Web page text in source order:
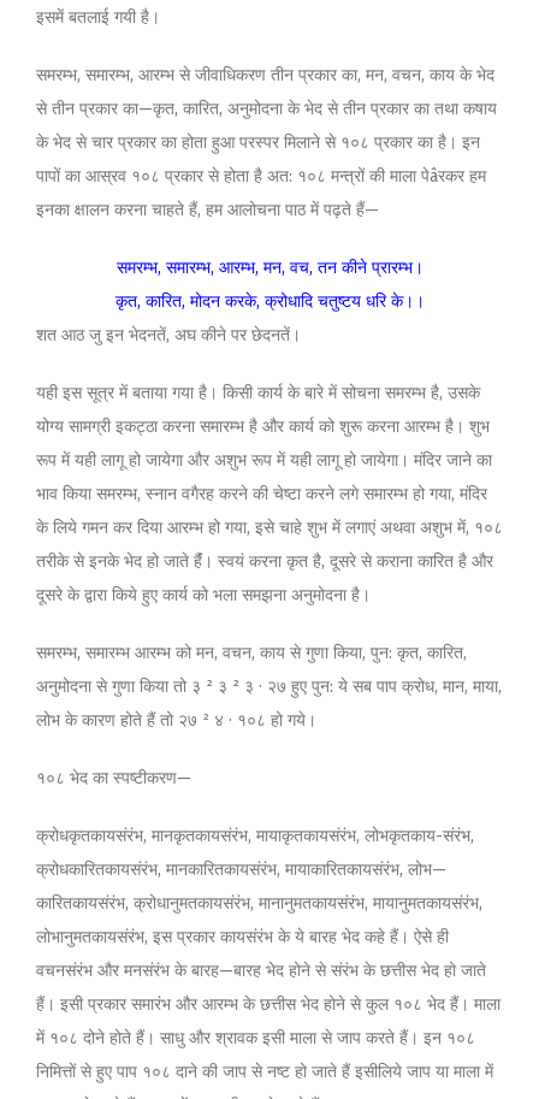
इसमें बतलाई गयी है।
समरम्भ, समारम्भ, आरम्भ से जीवाधिकरण तीन प्रकार का, मन, वचन, काय के भेद
से तीन प्रकार का—कृत, कारित, अनुमोदना के भेद से तीन प्रकार का तथा कषाय
के भेद से चार प्रकार का होता हुआ परस्पर मिलाने से १०८ प्रकार का है। इन
पापों का आस्रव १०८ प्रकार से होता है अत: १०८ मन्त्रों की माला पेâरकर हम
इनका क्षालन करना चाहते हैं, हम आलोचना पाठ में पढ़ते हैं—
समरम्भ, समारम्भ, आरम्भ, मन, वच, तन कीने प्रारम्भ।
कृत, कारित, मोदन करके, क्रोधादि चतुष्टय धरि के।।
शत आठ जु इन भेदनतें, अघ कीने पर छेदनतें।
यही इस सूत्र में बताया गया है। किसी कार्य के बारे में सोचना समरम्भ है, उसके
योग्य सामग्री इकट्ठा करना समारम्भ है और कार्य को शुरू करना आरम्भ है। शुभ
रूप में यही लागू हो जायेगा और अशुभ रूप में यही लागू हो जायेगा। मंदिर जाने का
भाव किया समरम्भ, स्नान वगैरह करने की चेष्टा करने लगे समारम्भ हो गया, मंदिर
के लिये गमन कर दिया आरम्भ हो गया, इसे चाहे शुभ में लगाएं अथवा अशुभ में, १०८
तरीके से इनके भेद हो जाते हैंं। स्वयं करना कृत है, दूसरे से कराना कारित है और
दूसरे के द्वारा किये हुए कार्य को भला समझना अनुमोदना है।
समरम्भ, समारम्भ आरम्भ को मन, वचन, काय से गुणा किया, पुन: कृत, कारित,
अनुमोदना से गुणा किया तो ३ ² ३ ² ३ · २७ हुए पुन: ये सब पाप क्रोध, मान, माया,
लोभ के कारण होते हैं तो २७ ² ४ · १०८ हो गये।
१०८ भेद का स्पष्टीकरण—
क्रोधकृतकायसंरंभ, मानकृतकायसंरंभ, मायाकृतकायसंरंभ, लोभकृतकाय-संरंभ,
क्रोधकारितकायसंरंभ, मानकारितकायसंरंभ, मायाकारितकायसंरंभ, लोभ—
कारितकायसंरंभ, क्रोधानुमतकायसंरंभ, मानानुमतकायसंरंभ, मायानुमतकायसंरंभ,
लोभानुमतकायसंरंभ, इस प्रकार कायसंरंभ के ये बारह भेद कहे हैं। ऐसे ही
वचनसंरंभ और मनसंरंभ के बारह—बारह भेद होने से संरंभ के छत्तीस भेद हो जाते
हैं। इसी प्रकार समारंभ और आरम्भ के छत्तीस भेद होने से कुल १०८ भेद हैं। माला
में १०८ दोने होते हैं। साधु और श्रावक इसी माला से जाप करते हैं। इन १०८
निमित्तों से हुए पाप १०८ दाने की जाप से नष्ट हो जाते हैं इसीलिये जाप या माला में